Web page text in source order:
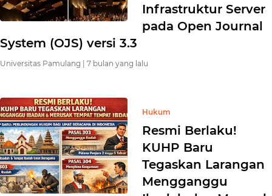
Infrastruktur Server
pada Open Journal
System (OJS) versi 3.3
Universitas Pamulang | 7 bulan yang lalu
Hukum
Resmi Berlaku!
KUHP Baru
Tegaskan Larangan
Mengganggu